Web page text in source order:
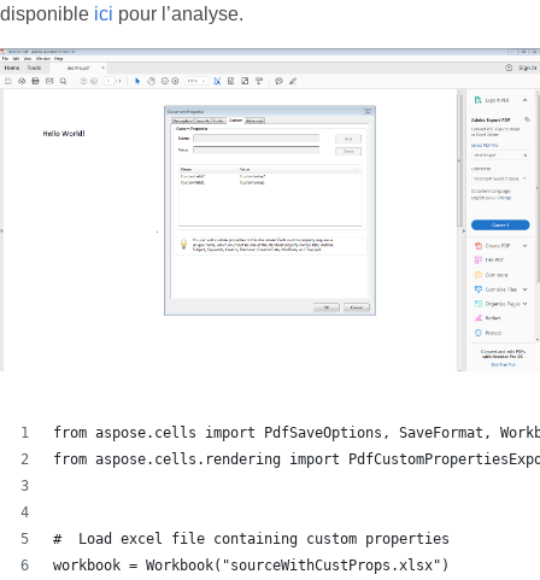
disponible ici pour l’analyse.
from aspose.cells import PdfSaveOptions, SaveFormat,
from aspose.cells.rendering import
#  Load excel file containing custom properties
workbook = Workbook("sourceWithCustProps.xlsx")